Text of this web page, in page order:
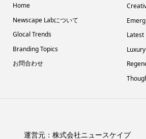
Home
Newscape Labについて
Glocal Trends
Branding Topics
お問合わせ
Latest
運営元： 株式会社ニュースケイプ